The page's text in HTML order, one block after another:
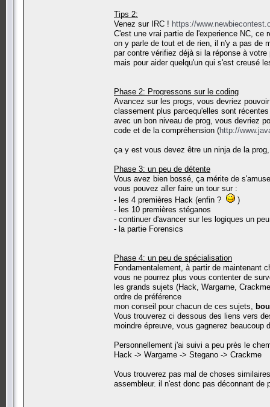
Tips 2:
Venez sur IRC ! https://
C'est une vrai partie de l'experience NC, ce
on y parle de tout et de rien, il n'y a pas de
par contre vérifiez déjà si la réponse à
mais pour aider quelqu'un qui s'est creusé
Phase 2: Progressons sur le coding
Avancez sur les progs, vous devriez
classement plus parcequ'elles sont
avec un bon niveau de prog, vous devriez
code et de la compréhension (http://
ça y est vous devez être un ninja de la
Phase 3: un peu de détente
Vous avez bien bossé, ça mérite de
vous pouvez aller faire un tour sur :
- les 4 premières Hack (enfin ?
)
- les 10 premières stéganos
- continuer d'avancer sur les logiques un
- la partie Forensics
Phase 4: un peu de spécialisation
Fondamentalement, à partir de maintenant
vous ne pourrez plus vous contenter de
les grands sujets (Hack, Wargame,
ordre de préférence
mon conseil pour chacun de ces sujets,
Vous trouverez ci dessous des liens vers
moindre épreuve, vous gagnerez beaucoup
Personnellement j'ai suivi a peu près le
Hack -> Wargame -> Stegano -> Crackme
Vous trouverez pas mal de choses
assembleur. il n'est donc pas déconnant de